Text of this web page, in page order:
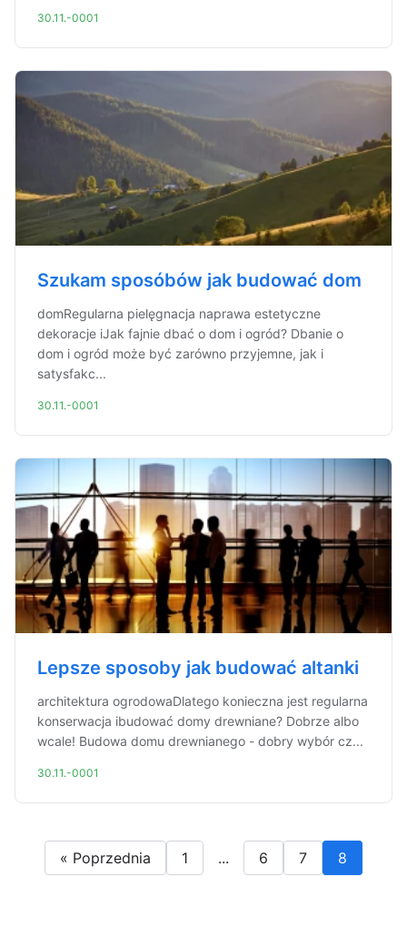
30.11.-0001
Szukam sposóbów jak budować dom
domRegularna pielęgnacja naprawa estetyczne
dekoracje iJak fajnie dbać o dom i ogród? Dbanie o
dom i ogród może być zarówno przyjemne, jak i
satysfakc...
30.11.-0001
Lepsze sposoby jak budować altanki
architektura ogrodowaDlatego konieczna jest regularna
konserwacja ibudować domy drewniane? Dobrze albo
wcale! Budowa domu drewnianego - dobry wybór cz...
30.11.-0001
« Poprzednia 1 ... 6 7 8